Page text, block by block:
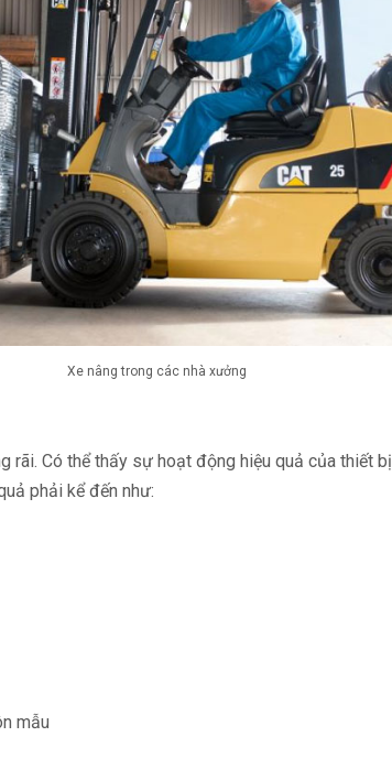
Xe nâng trong các nhà xưởng
rãi. Có thể thấy sự hoạt động hiệu quả của thiết
phải kể đến như:
mẫu